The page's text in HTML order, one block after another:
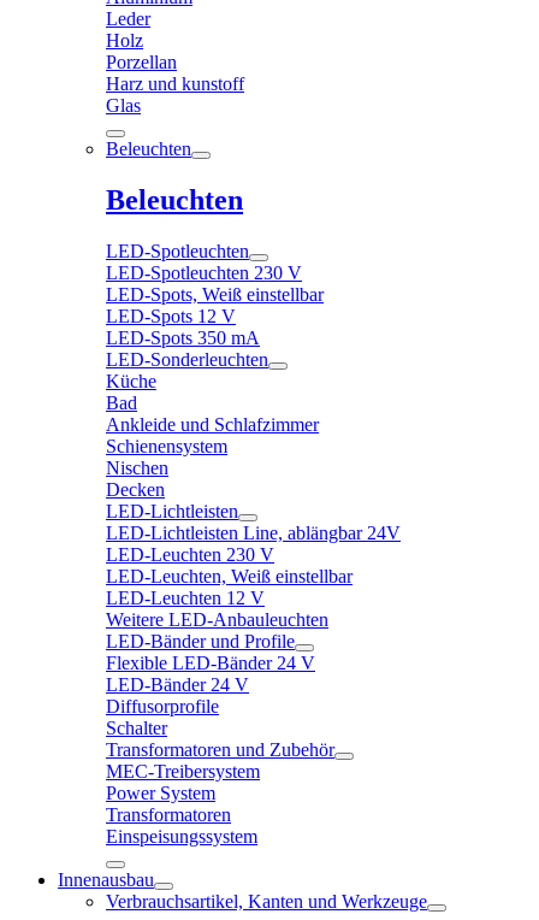
Leder
Holz
Porzellan
Harz und kunstoff
Glas
Beleuchten
Beleuchten
LED-Spotleuchten
LED-Spotleuchten 230 V
LED-Spots, Weiß einstellbar
LED-Spots 12 V
LED-Spots 350 mA
LED-Sonderleuchten
Küche
Bad
Ankleide und Schlafzimmer
Schienensystem
Nischen
Decken
LED-Lichtleisten
LED-Lichtleisten Line, ablängbar 24V
LED-Leuchten 230 V
LED-Leuchten, Weiß einstellbar
LED-Leuchten 12 V
Weitere LED-Anbauleuchten
LED-Bänder und Profile
Flexible LED-Bänder 24 V
LED-Bänder 24 V
Diffusorprofile
Schalter
Transformatoren und Zubehör
MEC-Treibersystem
Power System
Transformatoren
Einspeisungssystem
Innenausbau
Verbrauchsartikel, Kanten und Werkzeuge